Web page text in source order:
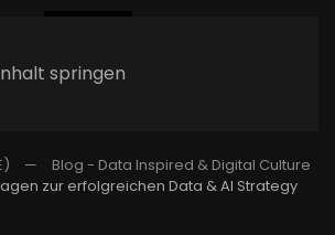
springen
Blog - Data Inspired & Digital Culture
zur erfolgreichen Data & AI Strategy